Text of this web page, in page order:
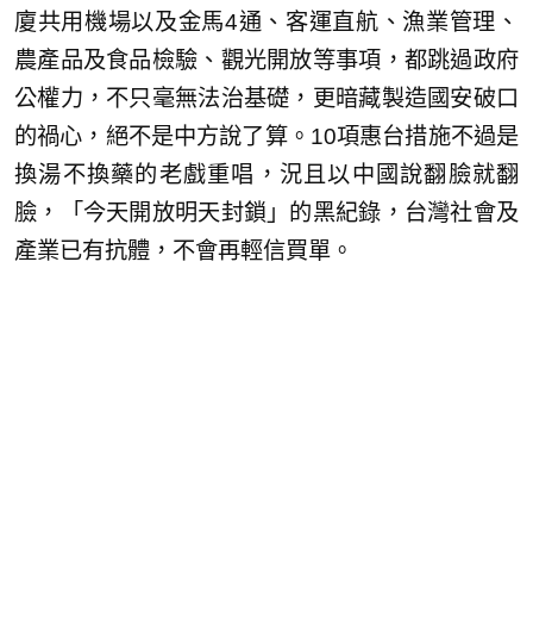
廈共用機場以及金馬4通、客運直航、漁業管理、
農產品及食品檢驗、觀光開放等事項，都跳過政府
公權力，不只毫無法治基礎，更暗藏製造國安破口
的禍心，絕不是中方說了算。10項惠台措施不過是
換湯不換藥的老戲重唱，況且以中國說翻臉就翻
臉，「今天開放明天封鎖」的黑紀錄，台灣社會及
產業已有抗體，不會再輕信買單。